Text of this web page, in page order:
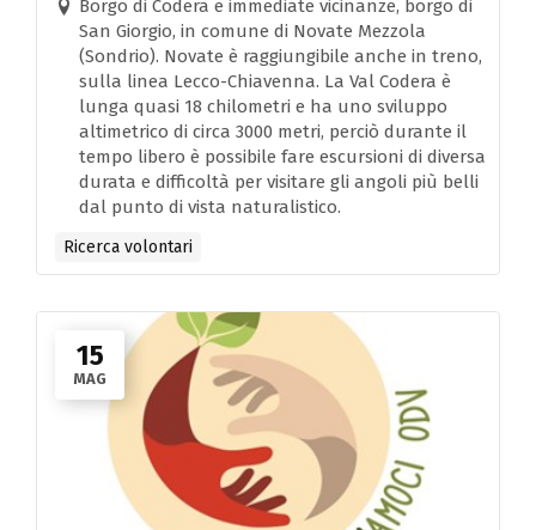
Borgo di Codera e immediate vicinanze, borgo di
San Giorgio, in comune di Novate Mezzola
(Sondrio). Novate è raggiungibile anche in treno,
sulla linea Lecco-Chiavenna. La Val Codera è
lunga quasi 18 chilometri e ha uno sviluppo
altimetrico di circa 3000 metri, perciò durante il
tempo libero è possibile fare escursioni di diversa
durata e difficoltà per visitare gli angoli più belli
dal punto di vista naturalistico.
Ricerca volontari
15
MAG